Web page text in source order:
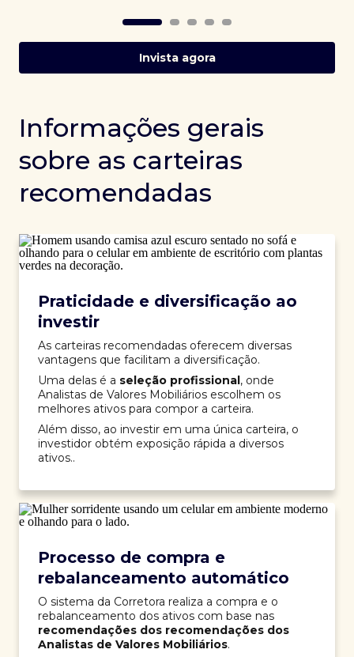
Invista agora
Informações gerais
sobre as carteiras
recomendadas
Praticidade e diversificação ao
investir
As carteiras recomendadas oferecem diversas
vantagens que facilitam a diversificação.
Uma delas é a seleção profissional, onde
Analistas de Valores Mobiliários escolhem os
melhores ativos para compor a carteira.
Além disso, ao investir em uma única carteira, o
investidor obtém exposição rápida a diversos
ativos..
Processo de compra e
rebalanceamento automático
O sistema da Corretora realiza a compra e o
rebalanceamento dos ativos com base nas
recomendações dos recomendações dos
Analistas de Valores Mobiliários.